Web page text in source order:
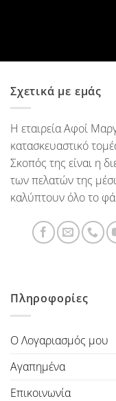
Σχετικά με εμάς
Η εταιρεία Αφοί
κατασκευαστικό
Σκοπός της είναι η
των πελατών της
καλύπτουν όλο το
Πληροφορίες
Ο Λογαριασμός μου
Αγαπημένα
Επικοινωνία